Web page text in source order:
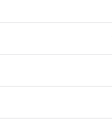
kg
(0,2 mm)
3-6 év